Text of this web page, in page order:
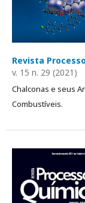
Revista
v. 15 n. 29 (2021)
Chalconas e seus
Combustíveis.